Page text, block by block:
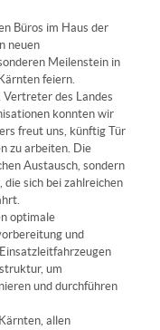
Büros im Haus der
neuen
Meilenstein in
feiern.
des Landes
konnten wir
freut uns, künftig Tür
zu arbeiten. Die
Austausch, sondern
sich bei zahlreichen
optimale
und
um
und durchführen
allen